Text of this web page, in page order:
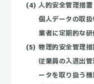
人的安全管理措置
個人データの取
業者に定期的な
物理的安全管理措
従業員の入退出
ータを取り扱う